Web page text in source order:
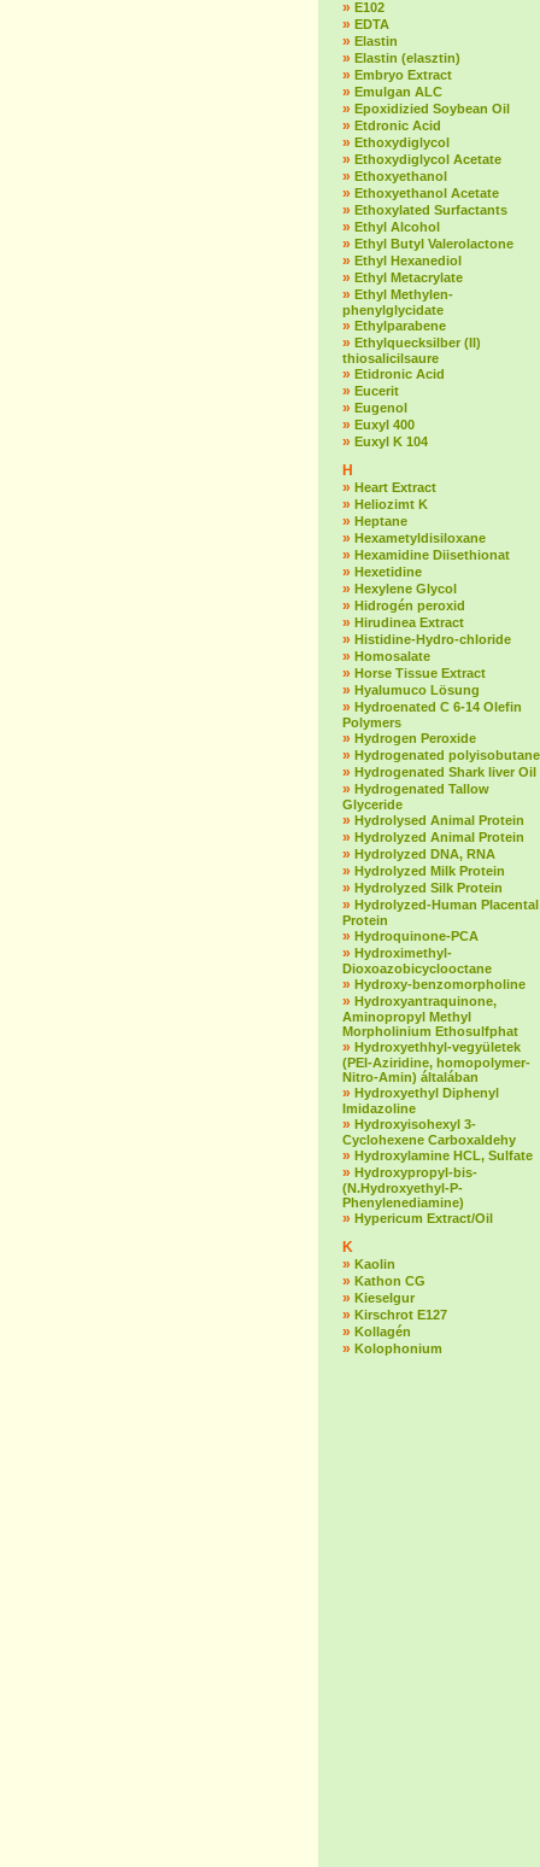
» E102
» EDTA
» Elastin
» Elastin (elasztin)
» Embryo Extract
» Emulgan ALC
» Epoxidizied Soybean Oil
» Etdronic Acid
» Ethoxydiglycol
» Ethoxydiglycol Acetate
» Ethoxyethanol
» Ethoxyethanol Acetate
» Ethoxylated Surfactants
» Ethyl Alcohol
» Ethyl Butyl Valerolactone
» Ethyl Hexanediol
» Ethyl Metacrylate
» Ethyl Methylen-
phenylglycidate
» Ethylparabene
» Ethylquecksilber (II)
thiosalicilsaure
» Etidronic Acid
» Eucerit
» Eugenol
» Euxyl 400
» Euxyl K 104
H
» Heart Extract
» Heliozimt K
» Heptane
» Hexametyldisiloxane
» Hexamidine Diisethionat
» Hexetidine
» Hexylene Glycol
» Hidrogén peroxid
» Hirudinea Extract
» Histidine-Hydro-chloride
» Homosalate
» Horse Tissue Extract
» Hyalumuco Lösung
» Hydroenated C 6-14 Olefin
Polymers
» Hydrogen Peroxide
» Hydrogenated polyisobutane
» Hydrogenated Shark liver Oil
» Hydrogenated Tallow
Glyceride
» Hydrolysed Animal Protein
» Hydrolyzed Animal Protein
» Hydrolyzed DNA, RNA
» Hydrolyzed Milk Protein
» Hydrolyzed Silk Protein
» Hydrolyzed-Human Placental
Protein
» Hydroquinone-PCA
» Hydroximethyl-
Dioxoazobicyclooctane
» Hydroxy-benzomorpholine
» Hydroxyantraquinone,
Aminopropyl Methyl
Morpholinium Ethosulfphat
» Hydroxyethhyl-vegyületek
(PEI-Aziridine, homopolymer-
Nitro-Amin) általában
» Hydroxyethyl Diphenyl
Imidazoline
» Hydroxyisohexyl 3-
Cyclohexene Carboxaldehy
» Hydroxylamine HCL, Sulfate
» Hydroxypropyl-bis-
(N.Hydroxyethyl-P-
Phenylenediamine)
» Hypericum Extract/Oil
K
» Kaolin
» Kathon CG
» Kieselgur
» Kirschrot E127
» Kollagén
» Kolophonium